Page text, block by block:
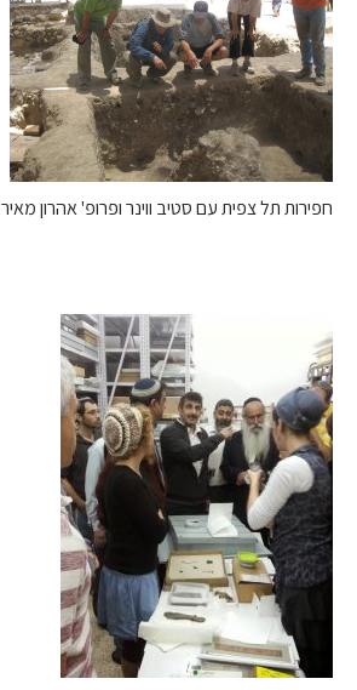
חפירות תל צפית עם סטיב ווינר ופרופ' אהרון מאיר